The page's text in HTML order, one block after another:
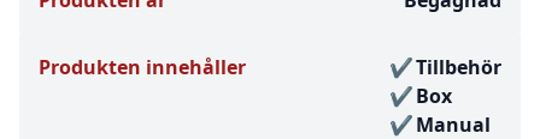
Produkten innehåller
Tillbehör
Box
Manual